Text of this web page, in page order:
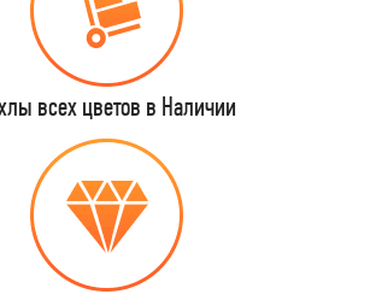
всех цветов в Наличии